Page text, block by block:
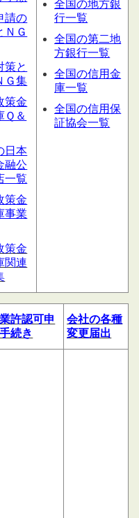
請の
ＮＧ
策と
Ｇ集
策金
Ｑ＆
日本
融公
一覧
策金
事業
策金
関連
全国の地方銀
行一覧
全国の第二地
方銀行一覧
全国の信用金
庫一覧
全国の信用保
証協会一覧
許認可申
手続き
会社の各種
変更届出